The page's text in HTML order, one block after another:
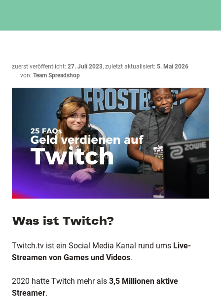
zuerst veröffentlicht: 27. Juli 2023, zuletzt aktualisiert: 5. Mai 2026
von: Team Spreadshop
Was ist Twitch?
Twitch.tv ist ein Social Media Kanal rund ums Live-
Streamen von Games und Videos.
2020 hatte Twitch mehr als 3,5 Millionen aktive
Streamer.